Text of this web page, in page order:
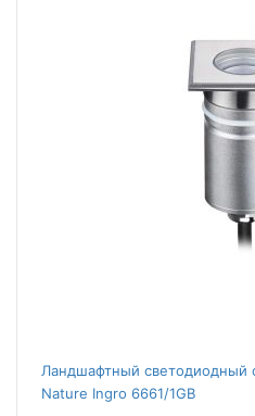
Ландшафтный светодиодный
Nature Ingro 6661/1GB